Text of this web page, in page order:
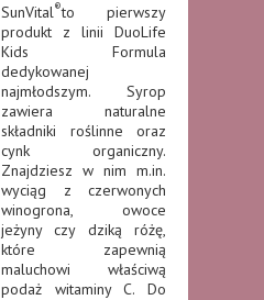
SunVital®to pierwszy
produkt z linii DuoLife
Kids Formula
dedykowanej
najmłodszym. Syrop
zawiera naturalne
składniki roślinne oraz
cynk organiczny.
Znajdziesz w nim m.in.
wyciąg z czerwonych
winogrona, owoce
jeżyny czy dziką różę,
które zapewnią
maluchowi właściwą
podaż witaminy C. Do